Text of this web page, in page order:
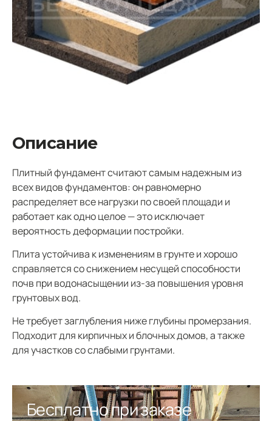
Описание
Плитный фундамент считают самым надежным из
всех видов фундаментов: он равномерно
распределяет все нагрузки по своей площади и
работает как одно целое — это исключает
вероятность деформации постройки.
Плита устойчива к изменениям в грунте и хорошо
справляется со снижением несущей способности
почв при водонасыщении из‑за повышения уровня
грунтовых вод.
Не требует заглубления ниже глубины промерзания.
Подходит для кирпичных и блочных домов, а также
для участков со слабыми грунтами.
Бесплатно при заказе